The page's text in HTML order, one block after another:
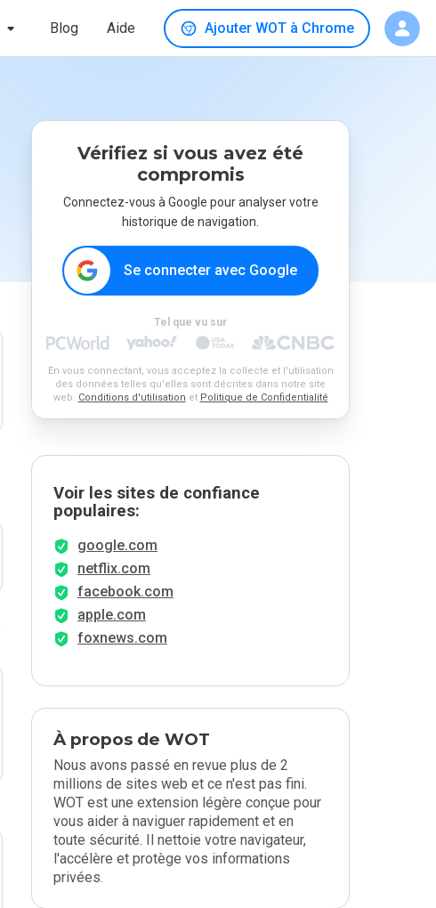
Blog Aide Ajouter WOT à Chrome
Vérifiez si vous avez été
compromis
Connectez-vous à Google pour analyser votre
historique de navigation.
Se connecter avec Google
Tel que vu sur
En vous connectant, vous acceptez la collecte et l'utilisation
des données telles qu'elles sont décrites dans notre site
web. Conditions d'utilisation et Politique de Confidentialité
Voir les sites de confiance
populaires:
google.com
netflix.com
facebook.com
apple.com
foxnews.com
À propos de WOT
Nous avons passé en revue plus de 2
millions de sites web et ce n'est pas fini.
WOT est une extension légère conçue pour
vous aider à naviguer rapidement et en
toute sécurité. Il nettoie votre navigateur,
l'accélère et protège vos informations
privées.